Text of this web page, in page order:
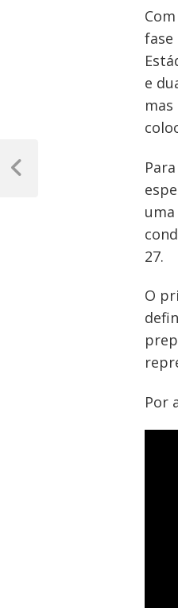
fase
e
27.
O
Por
Navegação
de
Post